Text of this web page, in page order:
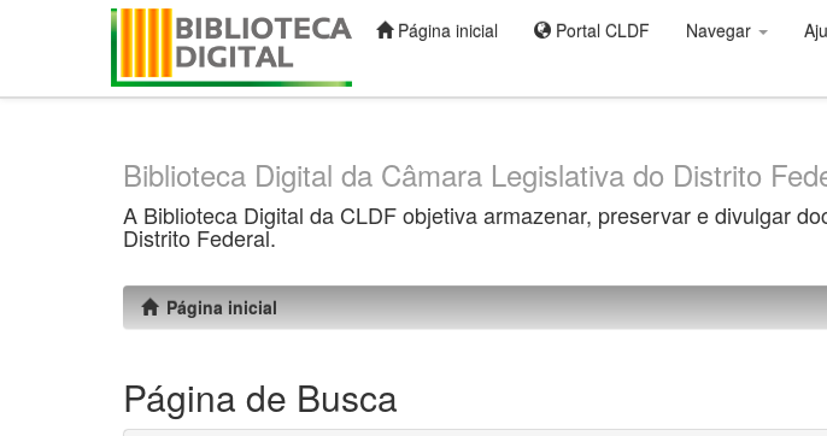
Página inicial Portal CLDF Navegar
Biblioteca Digital da Câmara Legislativa do Distrito
A Biblioteca Digital da CLDF objetiva armazenar, preservar e divulgar
Distrito Federal.
Página inicial
Página de Busca